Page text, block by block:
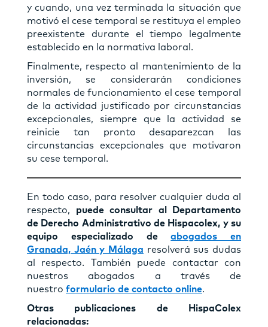
y cuando, una vez terminada la situación que
motivó el cese temporal se restituya el empleo
preexistente durante el tiempo legalmente
establecido en la normativa laboral.
Finalmente, respecto al mantenimiento de la
inversión, se considerarán condiciones
normales de funcionamiento el cese temporal
de la actividad justificado por circunstancias
excepcionales, siempre que la actividad se
reinicie tan pronto desaparezcan las
circunstancias excepcionales que motivaron
su cese temporal.
En todo caso, para resolver cualquier duda al
respecto, puede consultar al Departamento
de Derecho Administrativo de Hispacolex, y su
equipo especializado deabogados en
Granada, Jaén y Málaga resolverá sus dudas
al respecto. También puede contactar con
nuestros abogados a través de
nuestro formulario de contacto online.
Otras publicaciones de HispaColex
relacionadas: